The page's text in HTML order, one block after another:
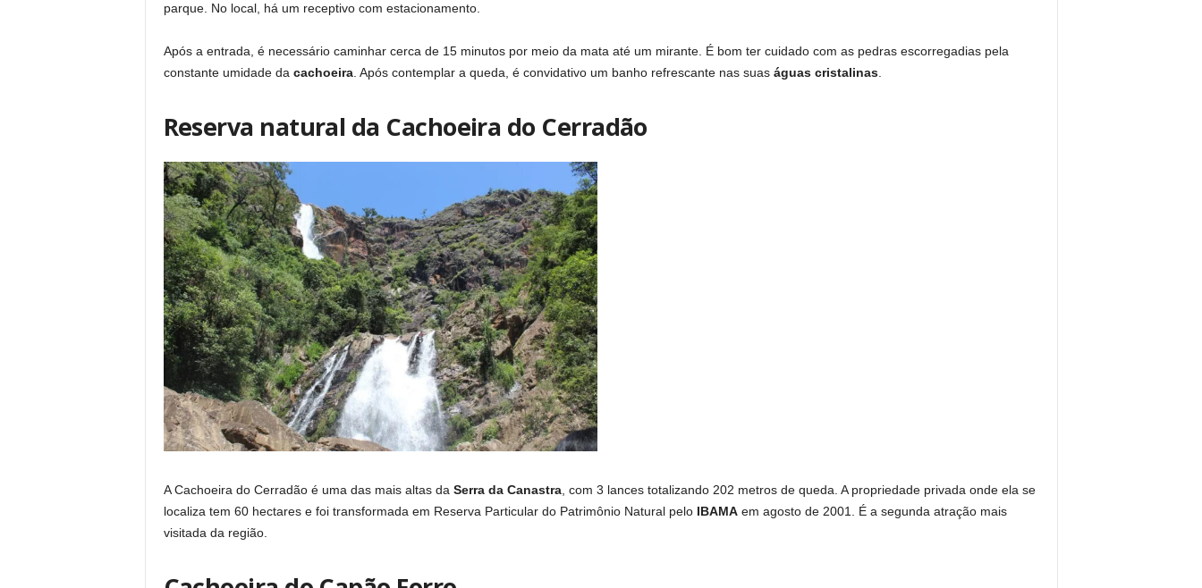
parque. No local, há um receptivo com estacionamento.
Após a entrada, é necessário caminhar cerca de 15 minutos por meio da mata até um mirante. É bom ter cuidado com as pedras escorregadias pela
constante umidade da cachoeira. Após contemplar a queda, é convidativo um banho refrescante nas suas águas cristalinas.
Reserva natural da Cachoeira do Cerradão
A Cachoeira do Cerradão é uma das mais altas da Serra da Canastra, com 3 lances totalizando 202 metros de queda. A propriedade privada onde ela se
localiza tem 60 hectares e foi transformada em Reserva Particular do Patrimônio Natural pelo IBAMAem agosto de 2001. É a segunda atração mais
visitada da região.